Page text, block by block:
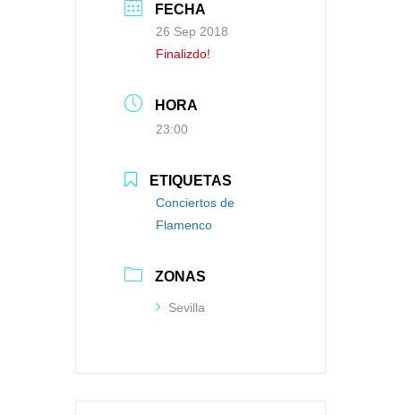
FECHA
26 Sep 2018
Finalizdo!
HORA
23:00
ETIQUETAS
Conciertos de
Flamenco
ZONAS
Sevilla